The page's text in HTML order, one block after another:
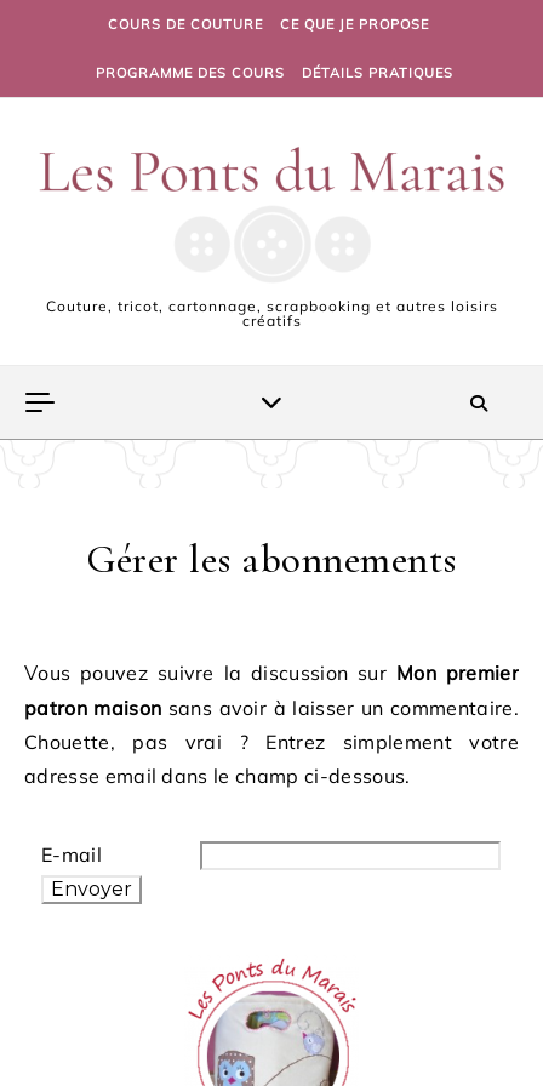
Skip to contentCOURS DE COUTURE CE QUE JE PROPOSE
PROGRAMME DES COURS DÉTAILS PRATIQUES
Couture, tricot, cartonnage, scrapbooking et autres loisirs
créatifs
Gérer les abonnements
Vous pouvez suivre la discussion sur Mon premier
patron maison sans avoir à laisser un commentaire.
Chouette, pas vrai ? Entrez simplement votre
adresse email dans le champ ci-dessous.
E-mail